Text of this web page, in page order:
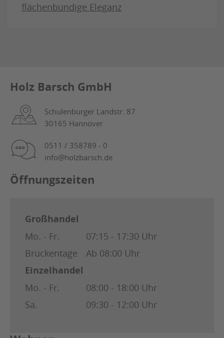
flächenbündige Eleganz
Holz Barsch GmbH
Schulenburger Landstr. 87
30165 Hannover
0511 / 358789 - 0
info@holzbarsch.de
Öffnungszeiten
Großhandel
Mo. - Fr.
07:15 - 17:30 Uhr
Brückentage
Ab 08:00 Uhr
Einzelhandel
Mo. - Fr.
08:00 - 18:00 Uhr
Sa.
09:30 - 12:00 Uhr